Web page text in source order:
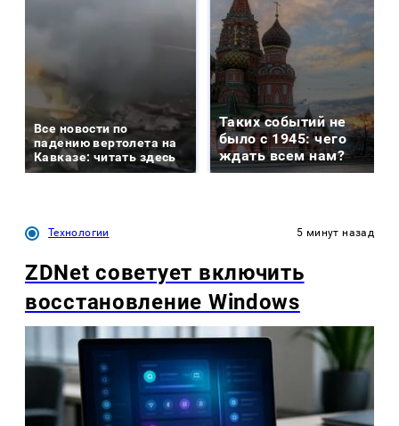
Все новости по
падению вертолета на
Кавказе: читать здесь
Таких событий не
было с 1945: чего
ждать всем нам?
Технологии 5 минут назад
ZDNet советует включить
восстановление Windows